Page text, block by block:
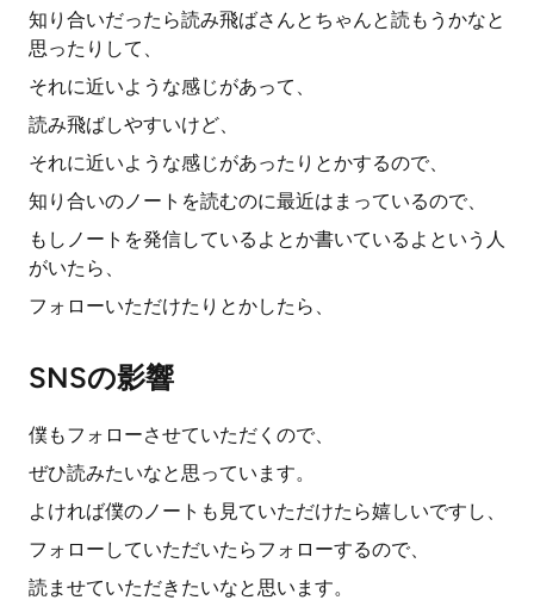
知り合いだったら読み飛ばさんとちゃんと読もうかなと
思ったりして、
それに近いような感じがあって、
読み飛ばしやすいけど、
それに近いような感じがあったりとかするので、
知り合いのノートを読むのに最近はまっているので、
もしノートを発信しているよとか書いているよという人
がいたら、
フォローいただけたりとかしたら、
SNSの影響
僕もフォローさせていただくので、
ぜひ読みたいなと思っています。
よければ僕のノートも見ていただけたら嬉しいですし、
フォローしていただいたらフォローするので、
読ませていただきたいなと思います。